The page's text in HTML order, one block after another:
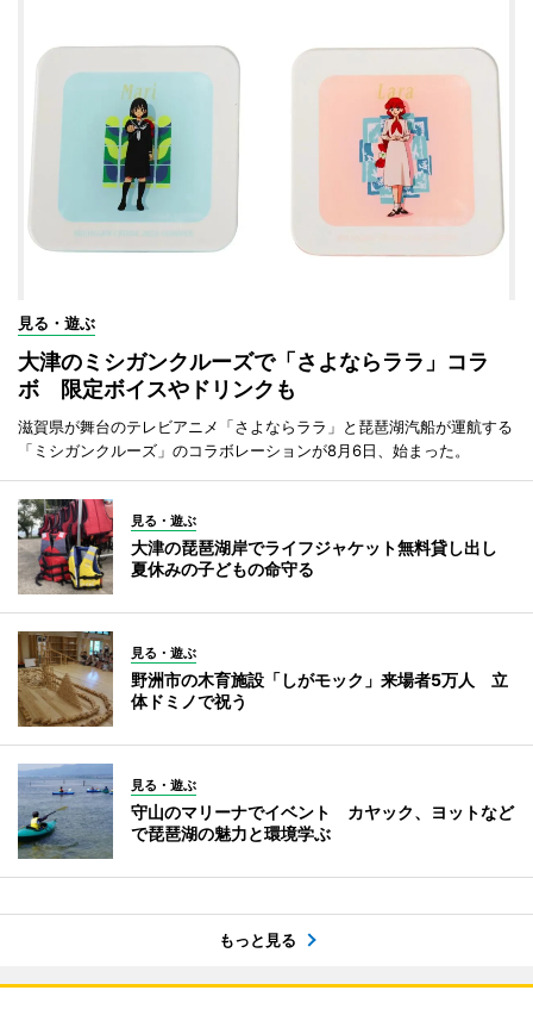
見る・遊ぶ
大津のミシガンクルーズで「さよならララ」コラ
ボ 限定ボイスやドリンクも
滋賀県が舞台のテレビアニメ「さよならララ」と琵琶湖汽船が運航する
「ミシガンクルーズ」のコラボレーションが8月6日、始まった。
見る・遊ぶ
大津の琵琶湖岸でライフジャケット無料貸し出し
夏休みの子どもの命守る
見る・遊ぶ
野洲市の木育施設「しがモック」来場者5万人 立
体ドミノで祝う
見る・遊ぶ
守山のマリーナでイベント カヤック、ヨットなど
で琵琶湖の魅力と環境学ぶ
もっと見る